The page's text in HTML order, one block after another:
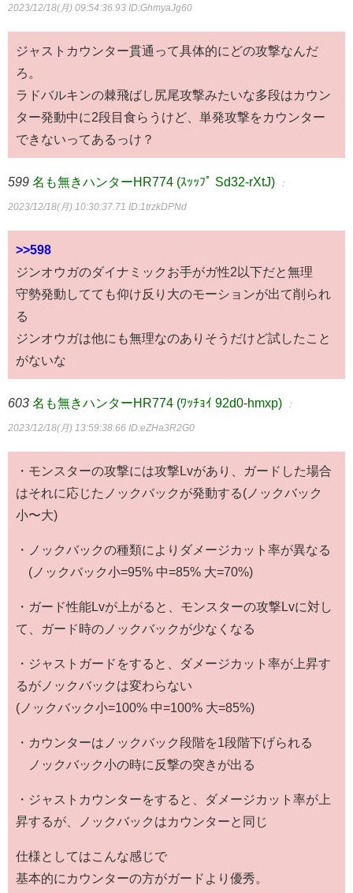
2023/12/18(月) 09:54:36.93 ID:GhmyaJg60
ジャストカウンター貫通って具体的にどの攻撃なんだ
ろ。
ラドバルキンの棘飛ばし尻尾攻撃みたいな多段はカウン
ター発動中に2段目食らうけど、単発攻撃をカウンター
できないってあるっけ？
599 名も無きハンターHR774 (ｽｯｯﾌﾟ Sd32-rXtJ) ：
2023/12/18(月) 10:30:37.71 ID:1trzkDPNd
>>598
ジンオウガのダイナミックお手がガ性2以下だと無理
守勢発動してても仰け反り大のモーションが出て削られ
る
ジンオウガは他にも無理なのありそうだけど試したこと
がないな
603 名も無きハンターHR774 (ﾜｯﾁｮｲ 92d0-hmxp) ：
2023/12/18(月) 13:59:38.66 ID:eZHa3R2G0
・モンスターの攻撃には攻撃Lvがあり、ガードした場合
はそれに応じたノックバックが発動する(ノックバック
小〜大)
・ノックバックの種類によりダメージカット率が異なる
(ノックバック小=95% 中=85% 大=70%)
・ガード性能Lvが上がると、モンスターの攻撃Lvに対し
て、ガード時のノックバックが少なくなる
・ジャストガードをすると、ダメージカット率が上昇す
るがノックバックは変わらない
(ノックバック小=100% 中=100% 大=85%)
・カウンターはノックバック段階を1段階下げられる
ノックバック小の時に反撃の突きが出る
・ジャストカウンターをすると、ダメージカット率が上
昇するが、ノックバックはカウンターと同じ
仕様としてはこんな感じで
基本的にカウンターの方がガードより優秀。